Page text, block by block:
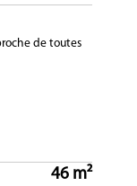
de toutes
46 m²